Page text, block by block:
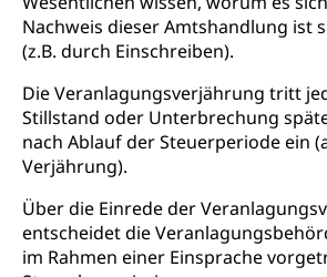
Nachweis dieser Amtshandlung ist
(z.B. durch Einschreiben).
Die Veranlagungsverjährung tritt
Stillstand oder Unterbrechung
nach Ablauf der Steuerperiode ein
Verjährung).
Über die Einrede der
entscheidet die
im Rahmen einer Einsprache
Kindergarten &
Frühe Förderung
Konsumentenschutz
Konsumentenrechte,
Preisüberwachung, Preisüberwacher,
Konsumentenorganisation, parallele
regionale Erschöpfung, nationale
internationale Erschöpfung,
Cassis-deDijon-Prinzip
Krankenversicherung
Unfallversicherung,
Krankheit, Unfall,